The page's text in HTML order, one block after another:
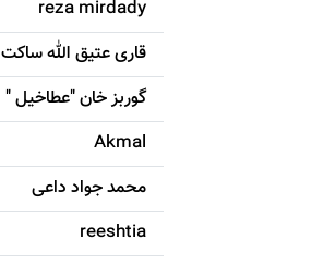
reza mirdady
قاری عتیق الله ساکت
گوربز خان "عطاخیل "
Akmal
محمد جواد داعی
reeshtia